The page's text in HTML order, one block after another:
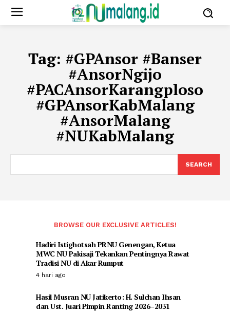
Tag: #GPAnsor #Banser
#AnsorNgijo
#PACAnsorKarangploso
#GPAnsorKabMalang
#AnsorMalang
#NUKabMalang
SEARCH
BROWSE OUR EXCLUSIVE ARTICLES!
Hadiri Istighotsah PRNU Genengan, Ketua
MWC NU Pakisaji Tekankan Pentingnya Rawat
Tradisi NU di Akar Rumput
4 hari ago
Hasil Musran NU Jatikerto: H. Sulchan Ihsan
dan Ust. Juari Pimpin Ranting 2026–2031